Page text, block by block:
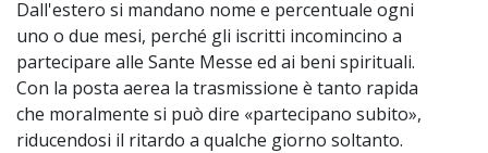
Dall'estero si mandano nome e percentuale ogni
uno o due mesi, perché gli iscritti incomincino a
partecipare alle Sante Messe ed ai beni spirituali.
Con la posta aerea la trasmissione è tanto rapida
che moralmente si può dire «partecipano subito»,
riducendosi il ritardo a qualche giorno soltanto.